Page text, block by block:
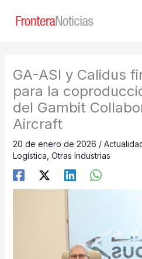
GA-ASI y Calidus
para la
del Gambit
Aircraft
20 de enero de 2026 /
Logística Otras Industrias